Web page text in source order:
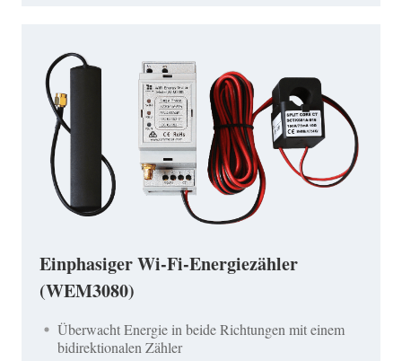
Einphasiger Wi-Fi-Energiezähler
(WEM3080)
Überwacht Energie in beide Richtungen mit einem
bidirektionalen Zähler